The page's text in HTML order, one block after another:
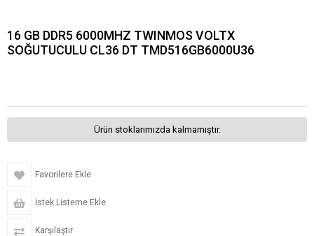
16 GB DDR5 6000MHZ TWINMOS VOLTX
SOĞUTUCULU CL36 DT TMD516GB6000U36
Ürün stoklarımızda kalmamıştır.
Favorilere Ekle
İstek Listeme Ekle
Karşılaştır